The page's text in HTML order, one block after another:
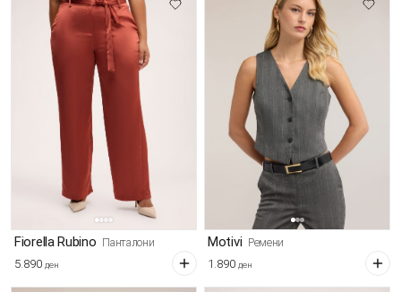
Fiorella Rubino Панталони
5.890 ден
Motivi Ремени
1.890 ден